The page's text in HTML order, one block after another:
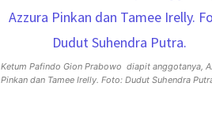
Ketum Pafindo Gion Prabowo diapit anggotanya,
Pinkan dan Tamee Irelly. Foto: Dudut Suhendra